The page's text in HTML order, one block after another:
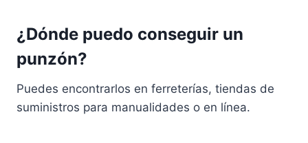
¿Dónde puedo conseguir un
punzón?
Puedes encontrarlos en ferreterías, tiendas de
suministros para manualidades o en línea.